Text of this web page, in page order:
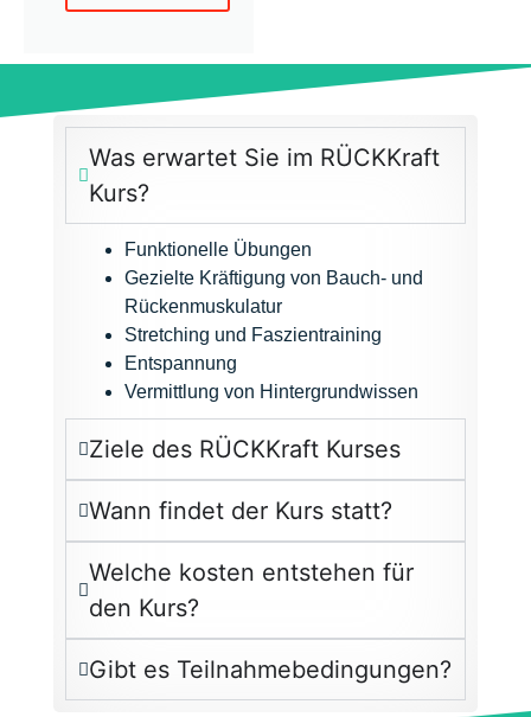
Was erwartet Sie im RÜCKKraft
Kurs?
Funktionelle Übungen
Gezielte Kräftigung von Bauch- und
Rückenmuskulatur
Stretching und Faszientraining
Entspannung
Vermittlung von Hintergrundwissen
Ziele des RÜCKKraft Kurses
Wann findet der Kurs statt?​
Welche kosten entstehen für
den Kurs?
Gibt es Teilnahmebedingungen?​